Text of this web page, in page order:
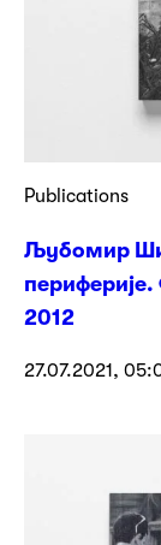
Publications
Љубомир
2012
27.07.2021,